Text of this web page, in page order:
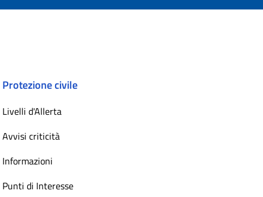
Protezione civile
Livelli d'Allerta
Avvisi criticità
Informazioni
Punti di Interesse